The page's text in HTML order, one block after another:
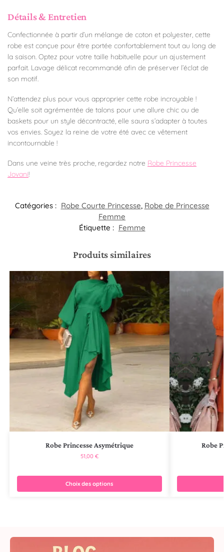
Détails & Entretien
Confectionnée à partir d’un mélange de coton et polyester, cette
robe est conçue pour être portée confortablement tout au long de
la saison. Optez pour votre taille habituelle pour un ajustement
parfait. Lavage délicat recommandé afin de préserver l’éclat de
son motif.
N’attendez plus pour vous approprier cette robe incroyable !
Qu’elle soit agrémentée de talons pour une allure chic ou de
baskets pour un style décontracté, elle saura s’adapter à toutes
vos envies. Soyez la reine de votre été avec ce vêtement
incontournable !
Dans une veine très proche, regardez notre Robe Princesse
Jovani!
Catégories : Robe Courte Princesse, Robe de Princesse
Femme
Étiquette : Femme
Produits similaires
Robe Princesse Asymétrique
51,00 €
Choix des options
Robe